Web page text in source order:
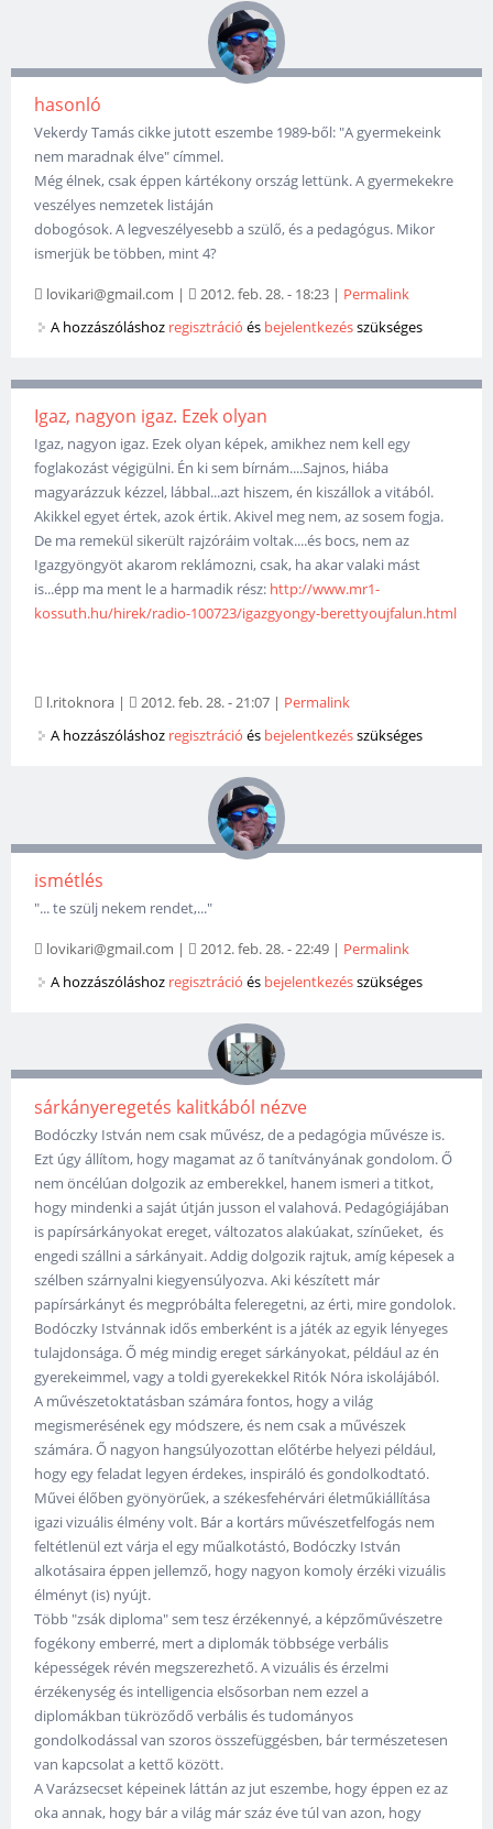
hasonló
Vekerdy Tamás cikke jutott eszembe 1989-ből: "A gyermekeink
nem maradnak élve" címmel.
Még élnek, csak éppen kártékony ország lettünk. A gyermekekre
veszélyes nemzetek listáján
dobogósok. A legveszélyesebb a szülő, és a pedagógus. Mikor
ismerjük be többen, mint 4?
lovikari@gmail.com | 2012. feb. 28. - 18:23 | Permalink
A hozzászóláshoz regisztráció és bejelentkezésszükséges
Igaz, nagyon igaz. Ezek olyan
Igaz, nagyon igaz. Ezek olyan képek, amikhez nem kell egy
foglakozást végigülni. Én ki sem bírnám....Sajnos, hiába
magyarázzuk kézzel, lábbal...azt hiszem, én kiszállok a vitából.
Akikkel egyet értek, azok értik. Akivel meg nem, az sosem fogja.
De ma remekül sikerült rajzóráim voltak....és bocs, nem az
Igazgyöngyöt akarom reklámozni, csak, ha akar valaki mást
is...épp ma ment le a harmadik rész: http://www.mr1-
kossuth.hu/hirek/radio-100723/igazgyongy-berettyoujfalun.html
l.ritoknora | 2012. feb. 28. - 21:07 | Permalink
A hozzászóláshoz regisztráció és bejelentkezésszükséges
ismétlés
"... te szülj nekem rendet,..."
lovikari@gmail.com | 2012. feb. 28. - 22:49 | Permalink
A hozzászóláshoz regisztráció és bejelentkezésszükséges
sárkányeregetés kalitkából nézve
Bodóczky István nem csak művész, de a pedagógia művésze is.
Ezt úgy állítom, hogy magamat az ő tanítványának gondolom. Ő
nem öncélúan dolgozik az emberekkel, hanem ismeri a titkot,
hogy mindenki a saját útján jusson el valahová. Pedagógiájában
is papírsárkányokat ereget, változatos alakúakat, színűeket, és
engedi szállni a sárkányait. Addig dolgozik rajtuk, amíg képesek a
szélben szárnyalni kiegyensúlyozva. Aki készített már
papírsárkányt és megpróbálta feleregetni, az érti, mire gondolok.
Bodóczky Istvánnak idős emberként is a játék az egyik lényeges
tulajdonsága. Ő még mindig ereget sárkányokat, például az én
gyerekeimmel, vagy a toldi gyerekekkel Ritók Nóra iskolájából.
A művészetoktatásban számára fontos, hogy a világ
megismerésének egy módszere, és nem csak a művészek
számára. Ő nagyon hangsúlyozottan előtérbe helyezi például,
hogy egy feladat legyen érdekes, inspiráló és gondolkodtató.
Művei élőben gyönyörűek, a székesfehérvári életműkiállítása
igazi vizuális élmény volt. Bár a kortárs művészetfelfogás nem
feltétlenül ezt várja el egy műalkotástó, Bodóczky István
alkotásaira éppen jellemző, hogy nagyon komoly érzéki vizuális
élményt (is) nyújt.
Több "zsák diploma" sem tesz érzékennyé, a képzőművészetre
fogékony emberré, mert a diplomák többsége verbális
képességek révén megszerezhető. A vizuális és érzelmi
érzékenység és intelligencia elsősorban nem ezzel a
diplomákban tükröződő verbális és tudományos
gondolkodással van szoros összefüggésben, bár természetesen
van kapcsolat a kettő között.
A Varázsecset képeinek láttán az jut eszembe, hogy éppen ez az
oka annak, hogy bár a világ már száz éve túl van azon, hogy